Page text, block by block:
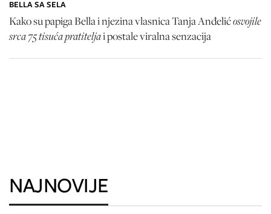
BELLA SA SELA
Kako su papiga Bella i njezina vlasnica Tanja Anđelićosvojile
srca 75 tisuća pratiteljai postale viralna senzacija
NAJNOVIJE